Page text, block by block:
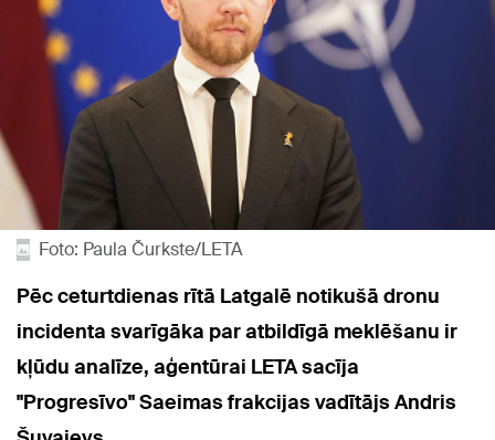
Foto: Paula Čurkste/LETA
Pēc ceturtdienas rītā Latgalē notikušā dronu
incidenta svarīgāka par atbildīgā meklēšanu ir
kļūdu analīze, aģentūrai LETA sacīja
"Progresīvo" Saeimas frakcijas vadītājs Andris